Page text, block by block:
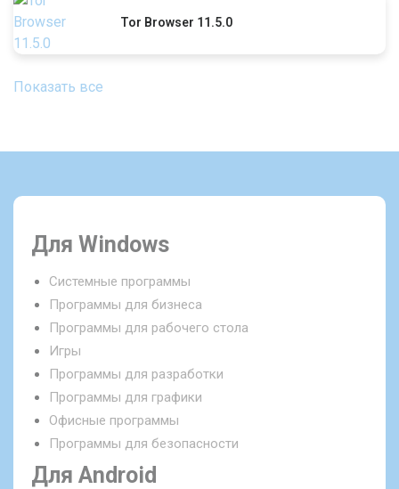
Tor Browser 11.5.0
Показать все
Для Windows
Системные программы
Программы для бизнеса
Программы для рабочего стола
Игры
Программы для разработки
Программы для графики
Офисные программы
Программы для безопасности
Для Android